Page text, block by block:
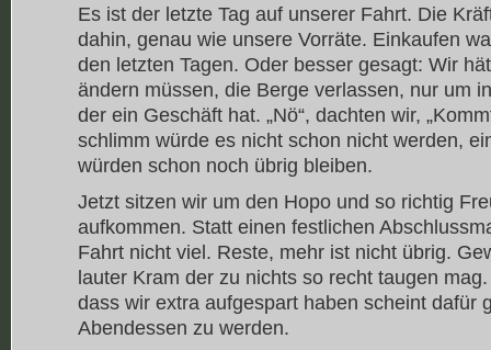
Es ist der letzte Tag auf unserer Fahrt. Die
dahin, genau wie unsere Vorräte. Einkaufen
den letzten Tagen. Oder besser gesagt: Wir
ändern müssen, die Berge verlassen, nur um
der ein Geschäft hat. „Nö“, dachten wir,
schlimm würde es nicht schon nicht werden,
würden schon noch übrig bleiben.
Jetzt sitzen wir um den Hopo und so richtig
aufkommen. Statt einen festlichen
Fahrt nicht viel. Reste, mehr ist nicht übrig.
lauter Kram der zu nichts so recht taugen
dass wir extra aufgespart haben scheint dafür
Abendessen zu werden.